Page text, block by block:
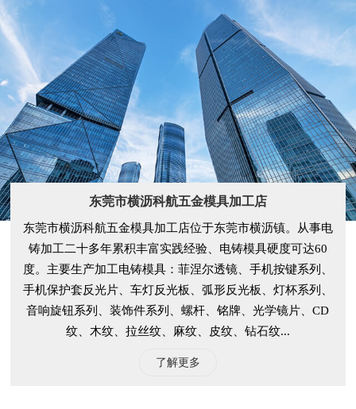
东莞市横沥科航五金模具加工店
东莞市横沥科航五金模具加工店位于东莞市横沥镇。从事电
铸加工二十多年累积丰富实践经验、电铸模具硬度可达60
度。主要生产加工电铸模具：菲涅尔透镜、手机按键系列、
手机保护套反光片、车灯反光板、弧形反光板、灯杯系列、
音响旋钮系列、装饰件系列、螺杆、铭牌、光学镜片、CD
纹、木纹、拉丝纹、麻纹、皮纹、钻石纹...
了解更多